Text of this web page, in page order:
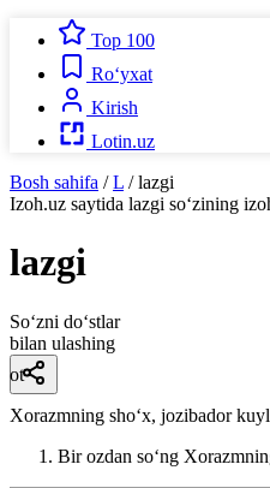
Top 100
Ro‘yxat
Kirish
Lotin.uz
Bosh sahifa / L / lazgi
Izoh.uz saytida lazgi so‘zining
lazgi
So‘zni do‘stlar
bilan ulashing
ot
Xorazmning shoʻx, jozibador
Bir ozdan soʻng